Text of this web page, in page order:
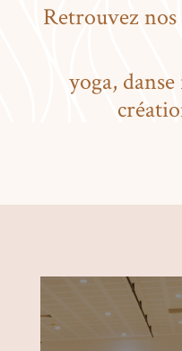
Retrouvez
yoga,